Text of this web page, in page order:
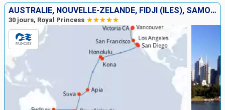
AUSTRALIE, NOUVELLE-ZÉLANDE, FIDJI (ÎLES), SAMOA, ÉTATS-UNIS, CANADA
30 jours, Royal Princess